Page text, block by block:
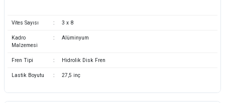
Vites Sayısı : 3 x 8
Kadro
Malzemesi
: Alüminyum
Fren Tipi : Hidrolik Disk Fren
Lastik Boyutu : 27,5 inç